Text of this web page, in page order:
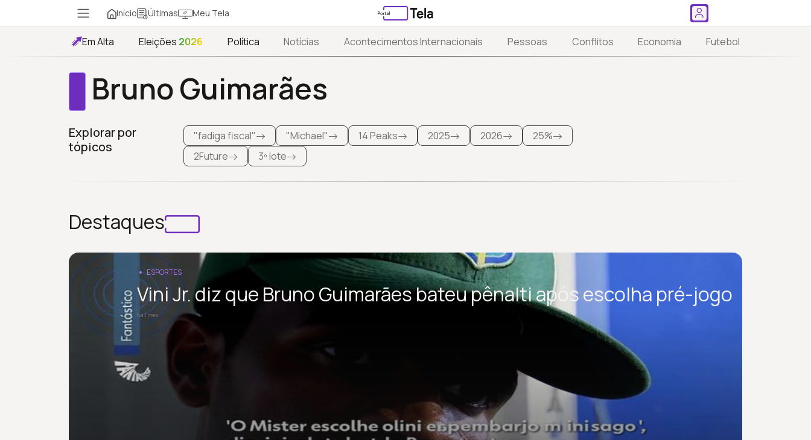
Início Últimas Meu Tela
Em Alta Eleições 2026 Política Notícias Acontecimentos Internacionais Pessoas Conflitos Economia Futebol
Bruno Guimarães
Explorar por
tópicos
"fadiga fiscal" "Michael" 14 Peaks 2025 2026
25%
2Future
3º lote
Destaques
ESPORTES
Vini Jr. diz que Bruno Guimarães bateu pênalti após escolha pré-jogo
há 1 mês